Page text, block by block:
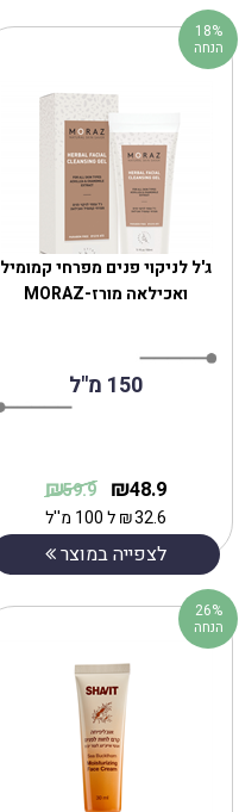
ג'ל לניקוי פנים מפרחי קמומיל
ואכילאה מורז-MORAZ
150 מ"ל
48.9
₪
59.9
₪
32.6
₪ל 100 מ''ל
לצפייה במוצר
18%
הנחה
26%
הנחה